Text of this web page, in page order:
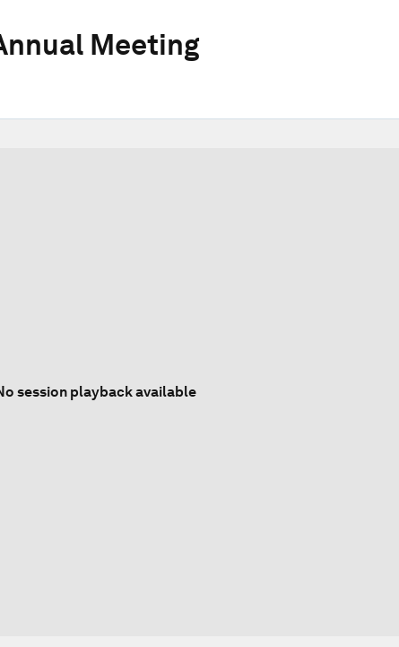
Meeting
session playback available